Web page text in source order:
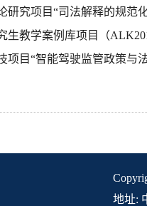
研究项目“司法解释的规范
生教学案例库项目（
项目“智能驾驶监管政策与
地址: